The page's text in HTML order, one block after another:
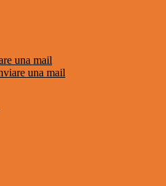
una mail
una mail